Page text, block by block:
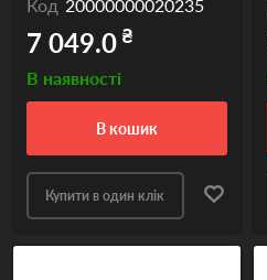
Код 20000000020235
7 049.0₴
В наявності
в кошик
Купити в один клік